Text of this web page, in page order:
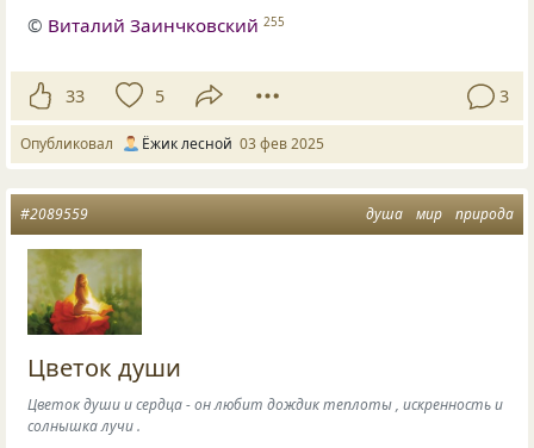
© Виталий Заинчковский 255
33 5 3
Опубликовал Ёжик лесной 03 фев 2025
душа мир природа
#2089559
Цветок души
Цветок души и сердца - он любит дождик теплоты , искренность и
солнышка лучи .